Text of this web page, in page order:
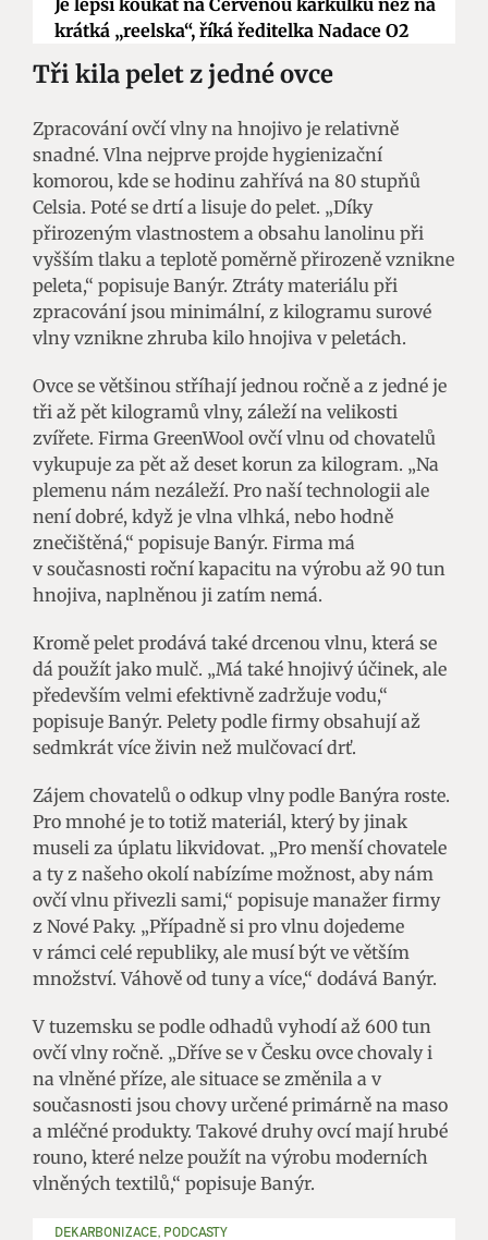
krátká „reelska“, říká ředitelka Nadace O2
Tři kila pelet z jedné ovce
Zpracování ovčí vlny na hnojivo je relativně
snadné. Vlna nejprve projde hygienizační
komorou, kde se hodinu zahřívá na 80 stupňů
Celsia. Poté se drtí a lisuje do pelet. „Díky
přirozeným vlastnostem a obsahu lanolinu při
vyšším tlaku a teplotě poměrně přirozeně vznikne
peleta,“ popisuje Banýr. Ztráty materiálu při
zpracování jsou minimální, z kilogramu surové
vlny vznikne zhruba kilo hnojiva v peletách.
Ovce se většinou stříhají jednou ročně a z jedné je
tři až pět kilogramů vlny, záleží na velikosti
zvířete. Firma GreenWool ovčí vlnu od chovatelů
vykupuje za pět až deset korun za kilogram. „Na
plemenu nám nezáleží. Pro naší technologii ale
není dobré, když je vlna vlhká, nebo hodně
znečištěná,“ popisuje Banýr. Firma má
v současnosti roční kapacitu na výrobu až 90 tun
hnojiva, naplněnou ji zatím nemá.
Kromě pelet prodává také drcenou vlnu, která se
dá použít jako mulč. „Má také hnojivý účinek, ale
především velmi efektivně zadržuje vodu,“
popisuje Banýr. Pelety podle firmy obsahují až
sedmkrát více živin než mulčovací drť.
Zájem chovatelů o odkup vlny podle Banýra roste.
Pro mnohé je to totiž materiál, který by jinak
museli za úplatu likvidovat. „Pro menší chovatele
a ty z našeho okolí nabízíme možnost, aby nám
ovčí vlnu přivezli sami,“ popisuje manažer firmy
z Nové Paky. „Případně si pro vlnu dojedeme
v rámci celé republiky, ale musí být ve větším
množství. Váhově od tuny a více,“ dodává Banýr.
V tuzemsku se podle odhadů vyhodí až 600 tun
ovčí vlny ročně. „Dříve se v Česku ovce chovaly i
na vlněné příze, ale situace se změnila a v
současnosti jsou chovy určené primárně na maso
a mléčné produkty. Takové druhy ovcí mají hrubé
rouno, které nelze použít na výrobu moderních
vlněných textilů,“ popisuje Banýr.
DEKARBONIZACE, PODCASTY